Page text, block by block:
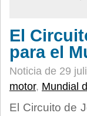
El
para el
Noticia de 29
motor, Mundial
El Circuito de